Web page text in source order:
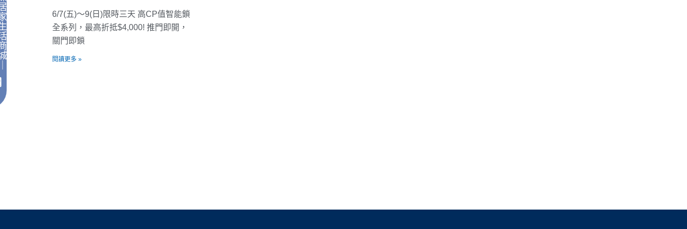
6/7(五)～9(日)限時三天 高CP值智能鎖
全系列，最高折抵$4,000! 推門即開，
關門即鎖
閱讀更多 »